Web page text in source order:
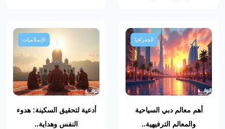
الجغرافيا
أهم معالم دبي السياحية
والمعالم الترفيهية..
الإسلاميات
أدعية لتحقيق السكينة: هدوء
النفس وهداية..